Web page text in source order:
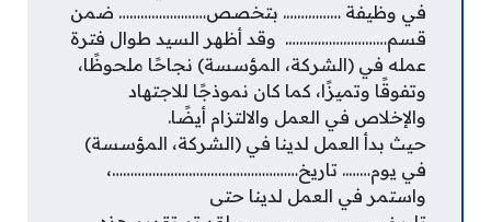
في وظيفة ……………. بتخصص…………………… ضمن
قسم………………………. وقد أظهر السيد طوال فترة
عمله في (الشركة، المؤسسة) نجاحًا ملحوظًا،
وتفوقًا وتميزًا، كما كان نموذجًا للاجتهاد
والإخلاص في العمل والالتزام أيضًا.
حيث بدأ العمل لدينا في (الشركة، المؤسسة)
في يوم…….. تاريخ……………………………………………،
واستمر في العمل لدينا حتى